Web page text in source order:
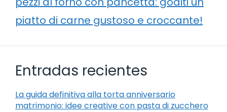
piatto di carne gustoso e croccante!
Entradas recientes
La guida definitiva alla torta anniversario
matrimonio: idee creative con pasta di zucchero